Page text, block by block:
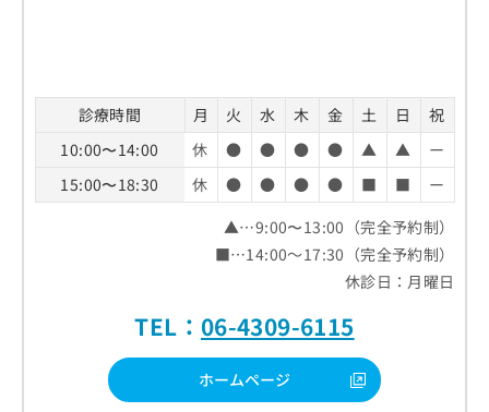
診療時間 月 火 水 木 金 土 日
祝
10:00〜14:00
休 ● ● ● ● ▲ ▲
ー
15:00〜18:30
休 ● ● ● ● ■ ■
ー
▲…9:00〜13:00（完全予約制）
■…14:00～17:30（完全予約制）
休診日：月曜日
TEL： 06-4309-6115
ホームページ